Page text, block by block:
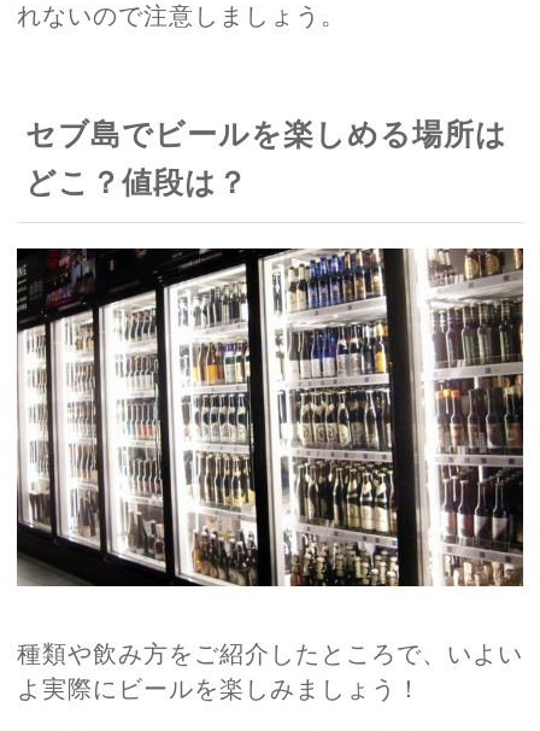
れないので注意しましょう。
セブ島でビールを楽しめる場所は
どこ？値段は？
種類や飲み方をご紹介したところで、いよい
よ実際にビールを楽しみましょう！